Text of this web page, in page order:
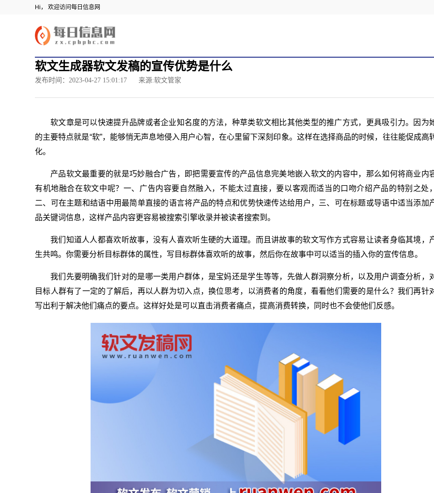
Hi， 欢迎访问每日信息网
软文生成器软文发稿的宣传优势是什么
发布时间：2023-04-27 15:01:17 来源:软文管家
软文章是可以快速提升品牌或者企业知名度的方法，种草类软文相比其他类型的推广方式，更具吸引力。因为
的主要特点就是“软”，能够悄无声息地侵入用户心智，在心里留下深刻印象。这样在选择商品的时候，往往能促成高
化。
产品软文最重要的就是巧妙融合广告，即把需要宣传的产品信息完美地嵌入软文的内容中，那么如何将商业内
有机地融合在软文中呢？一、广告内容要自然融入，不能太过直接，要以客观而适当的口吻介绍产品的特别之处
二、可在主题和结语中用最简单直接的语言将产品的特点和优势快速传达给用户，三、可在标题或导语中适当添加
品关键词信息，这样产品内容更容易被搜索引擎收录并被读者搜索到。
我们知道人人都喜欢听故事，没有人喜欢听生硬的大道理。而且讲故事的软文写作方式容易让读者身临其境，
生共鸣。你需要分析目标群体的属性，写目标群体喜欢听的故事，然后你在故事中可以适当的插入你的宣传信息。
我们先要明确我们针对的是哪一类用户群体，是宝妈还是学生等等，先做人群洞察分析，以及用户调查分析，
目标人群有了一定的了解后，再以人群为切入点，换位思考，以消费者的角度，看看他们需要的是什么？我们再针
写出利于解决他们痛点的要点。这样好处是可以直击消费者痛点，提高消费转换，同时也不会使他们反感。